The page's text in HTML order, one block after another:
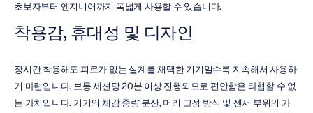
초보자부터 엔지니어까지 폭넓게 사용할 수 있습니다.
착용감, 휴대성 및 디자인
장시간 착용해도 피로가 없는 설계를 채택한 기기일수록 지속해서 사용하
기 마련입니다. 보통 세션당 20분 이상 진행되므로 편안함은 타협할 수 없
는 가치입니다. 기기의 체감 중량 분산, 머리 고정 방식 및 센서 부위의 가